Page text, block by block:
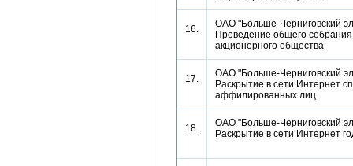
16.
ОАО "Больше-Черниговский
Проведение общего
акционерного общества
17.
ОАО "Больше-Черниговский
Раскрытие в сети Интернет
аффилированных лиц
18.
ОАО "Больше-Черниговский
Раскрытие в сети Интернет